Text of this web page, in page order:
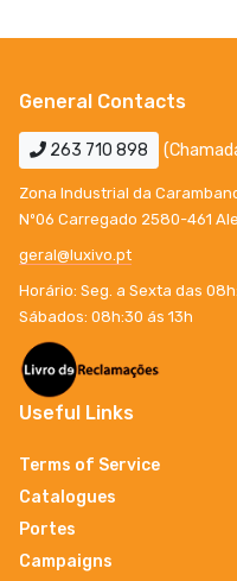
General Contacts
263 710 898
Zona Industrial da
Nº06 Carregado 2580-461
geral@luxivo.pt
Horário: Seg. a Sexta das
Sábados: 08h:30 ás 13h
Useful Links
Terms of Service
Catalogues
Portes
Campaigns